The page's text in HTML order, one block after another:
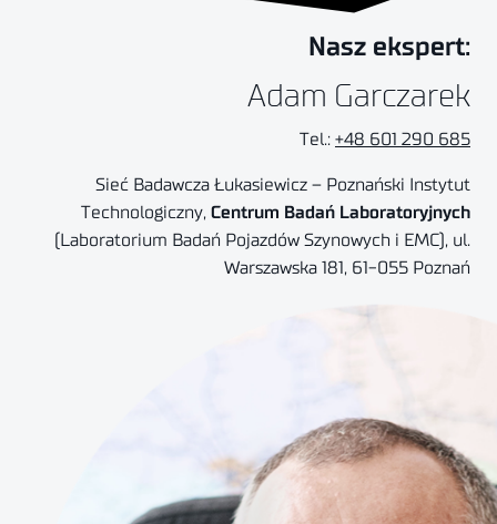
Nasz ekspert:
Adam Garczarek
Tel.: +48 601 290 685
Sieć Badawcza Łukasiewicz – Poznański Instytut
Technologiczny, Centrum Badań Laboratoryjnych
(Laboratorium Badań Pojazdów Szynowych i EMC), ul.
Warszawska 181, 61-055 Poznań